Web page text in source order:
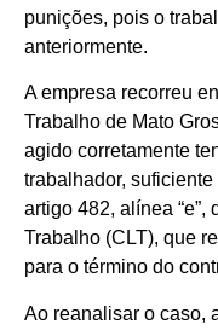
punições, pois o
anteriormente.
A empresa recorreu
Trabalho de Mato
agido corretamente
trabalhador,
artigo 482, alínea
Trabalho (CLT), que
para o término do
Ao reanalisar o caso,